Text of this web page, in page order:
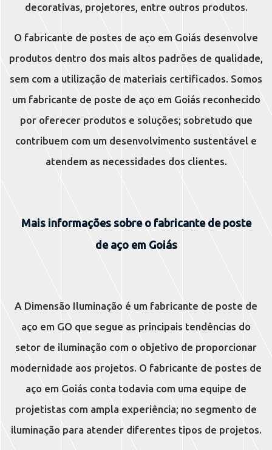
decorativas, projetores, entre outros produtos.
O fabricante de postes de aço em Goiás desenvolve
produtos dentro dos mais altos padrões de qualidade,
sem com a utilização de materiais certificados. Somos
um fabricante de poste de aço em Goiás reconhecido
por oferecer produtos e soluções; sobretudo que
contribuem com um desenvolvimento sustentável e
atendem as necessidades dos clientes.
Mais informações sobre o fabricante de poste
de aço em Goiás
A Dimensão Iluminação é um fabricante de poste de
aço em GO que segue as principais tendências do
setor de iluminação com o objetivo de proporcionar
modernidade aos projetos. O fabricante de postes de
aço em Goiás conta todavia com uma equipe de
projetistas com ampla experiência; no segmento de
iluminação para atender diferentes tipos de projetos.